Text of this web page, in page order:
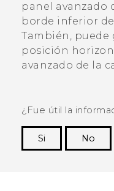
Video Tutorials
panel avanzado
borde inferior
También,
posición
avanzado de la
¿Fue útil la
Si
No